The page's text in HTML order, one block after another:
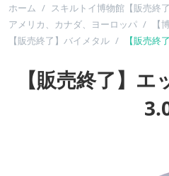
ホーム / スキルトイ博物館【販売終了
アメリカ、カナダ、ヨーロッパ / 【
【販売終了】バイメタル / 【販売終
【販売終了】エ